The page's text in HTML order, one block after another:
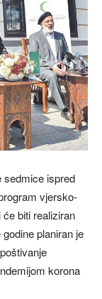
sedmice ispred
vjersko-
će biti realiziran
planiran je
korona